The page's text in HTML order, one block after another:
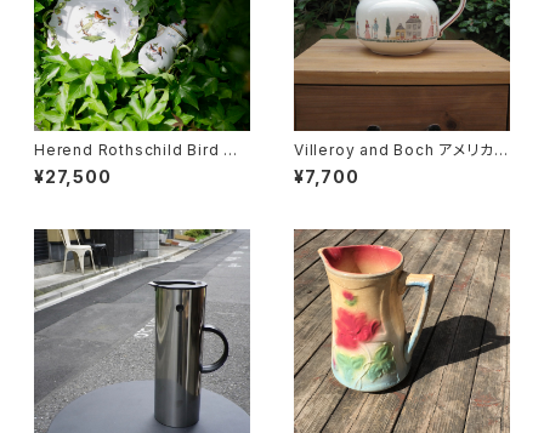
Herend Rothschild Bird ミ
ニティーポット
¥27,500
Villeroy and Boch アメリカン
サンプラーティーポット
¥7,700